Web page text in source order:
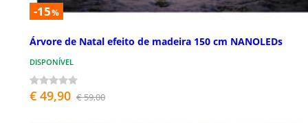
-15%
Árvore de Natal efeito de madeira 150 cm NANOLEDs
DISPONÍVEL
€ 49,90 € 59,00